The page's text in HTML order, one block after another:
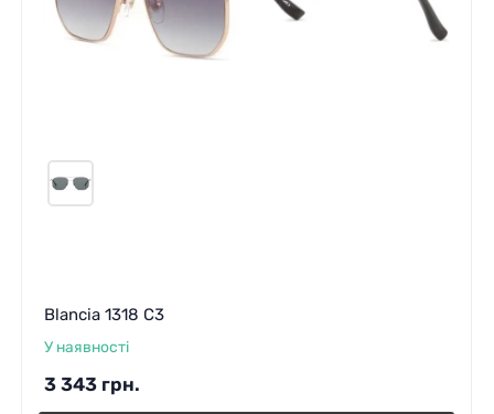
Blancia 1318 C3
У наявності
3 343 грн.